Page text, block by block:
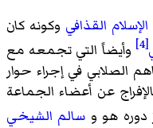
القذافي وكونه كان
[4]
وأيضاً التي تجمعه مع
الصلابي في إجراء حوار
عن أعضاء الجماعة
دوره هو و سالم الشيخي